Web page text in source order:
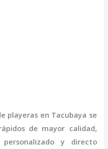
playeras en Tacubaya se
de mayor calidad,
y directo